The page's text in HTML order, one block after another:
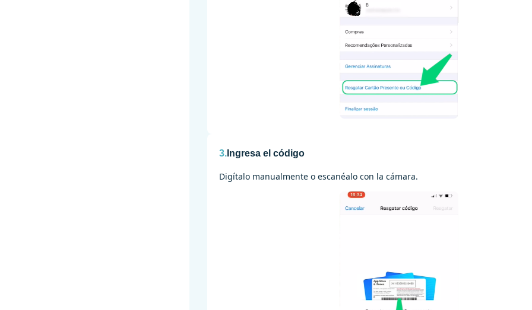
3. Ingresa el código
Digítalo manualmente o escanéalo con la cámara.